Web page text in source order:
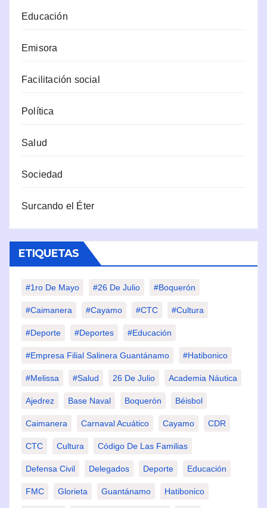
Educación
Emisora
Facilitación social
Política
Salud
Sociedad
Surcando el Éter
ETIQUETAS
#1ro De Mayo #26 De Julio #Boquerón
#Caimanera #Cayamo #CTC #Cultura
#Deporte #deportes #Educación
#Empresa Filial Salinera Guantánamo #Hatibonico
#Melissa #Salud 26 De Julio Academia Náutica
Ajedrez Base Naval Boquerón Béisbol
Caimanera Carnaval Acuático Cayamo CDR
CTC Cultura Código De Las Familias
Defensa Civil Delegados Deporte Educación
FMC Glorieta Guantánamo Hatibonico